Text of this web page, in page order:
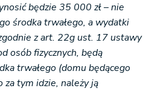
będzie 35 000 zł – nie
środka trwałego, a wydatki
z art. 22g ust. 17 ustawy
osób fizycznych, będą
trwałego (domu będącego
za tym idzie, należy ją